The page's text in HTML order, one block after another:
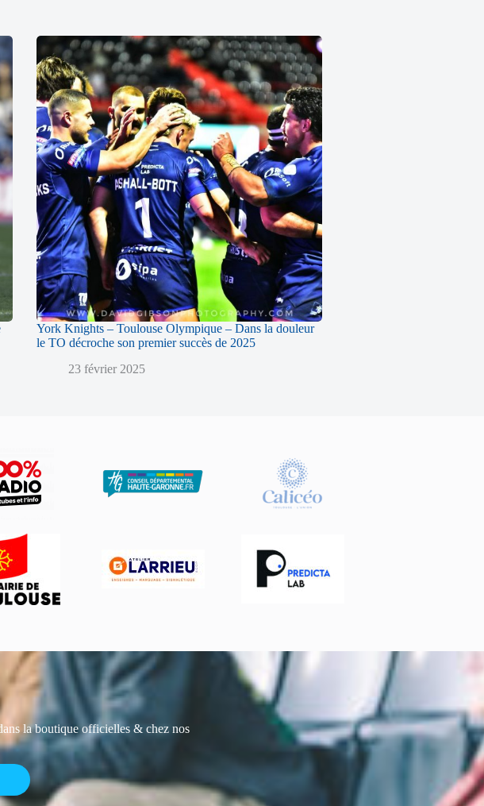
York Knights – Toulouse Olympique – Dans la douleur
le TO décroche son premier succès de 2025
23 février 2025
la boutique officielles & chez nos